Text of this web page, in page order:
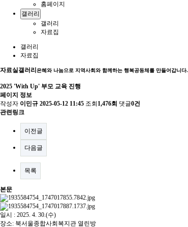
홈페이지
갤러리
갤러리
자료집
갤러리
자료집
자료실갤러리 은혜와 나눔으로 지역사회와 함께하는 행복공동체를 만들어갑니다.
2025 'With Up' 부모 교육 진행
페이지 정보
작성자 이민규 2025-05-12 11:45 조회 1,476회 댓글0건
관련링크
이전글
다음글
목록
본문
일시 : 2025. 4. 30.(수)
장소: 북서울종합사회복지관 열린방